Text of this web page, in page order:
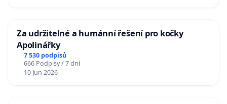
Za udržitelné a humánní řešení pro kočky
Apolinářky
7 530 podpisů
666 Podpisy / 7 dní
10 Jun 2026